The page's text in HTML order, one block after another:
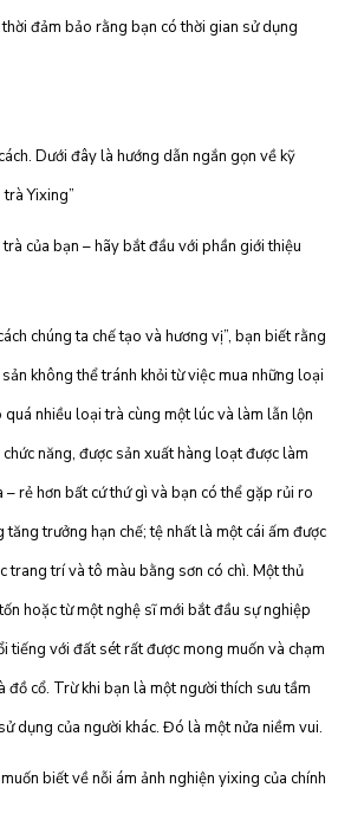
đảm bảo rằng bạn có thời gian sử dụng
Dưới đây là hướng dẫn ngắn gọn về kỹ
Yixing”
của bạn – hãy bắt đầu với phần giới thiệu
chúng ta chế tạo và hương vị”, bạn biết rằng
không thể tránh khỏi từ việc mua những loại
nhiều loại trà cùng một lúc và làm lẫn lộn
năng, được sản xuất hàng loạt được làm
rẻ hơn bất cứ thứ gì và bạn có thể gặp rủi ro
trưởng hạn chế; tệ nhất là một cái ấm được
trang trí và tô màu bằng sơn có chì. Một thủ
hoặc từ một nghệ sĩ mới bắt đầu sự nghiệp
tiếng với đất sét rất được mong muốn và chạm
cổ. Trừ khi bạn là một người thích sưu tầm
dụng của người khác. Đó là một nửa niềm vui.
biết về nỗi ám ảnh nghiện yixing của chính